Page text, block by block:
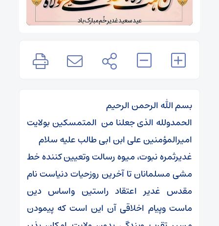
بسم الله الرحمن الرحیم
الحمدولله الذی جعلنا من المتمسکین بولایت
امیرالمؤمنین علی ابن ابی طالب علیه سلام
غدیرثمره نبوت، میوه رسالت ‌وتعیین کننده خط
مشی مسلمانان تا آخرین روزحیات دنیاست نام
مقدس غدیر اعتقاد راستین واساس دین
ماست وپیام اخلاقی آن این است که پیمودن